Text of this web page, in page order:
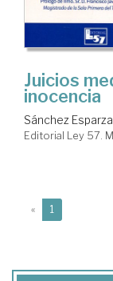
Juicios
inocencia
Sánchez
Editorial Ley 57.
« 1